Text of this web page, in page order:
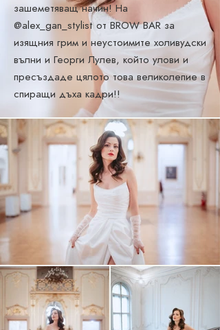
зашеметяващ начин! На
@alex_gan_stylist от BROW BAR за
изящния грим и неустоимите холивудски
вълни и Георги Лулев, който улови и
пресъздаде цялото това великолепие в
спиращи дъха кадри!!